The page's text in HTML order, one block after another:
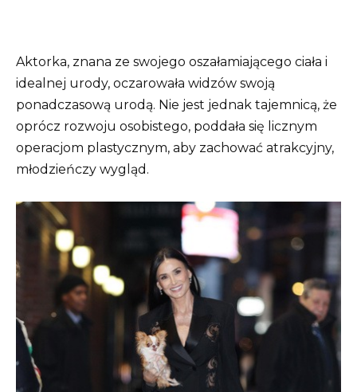
Aktorka, znana ze swojego oszałamiającego ciała i
idealnej urody, oczarowała widzów swoją
ponadczasową urodą. Nie jest jednak tajemnicą, że
oprócz rozwoju osobistego, poddała się licznym
operacjom plastycznym, aby zachować atrakcyjny,
młodzieńczy wygląd.